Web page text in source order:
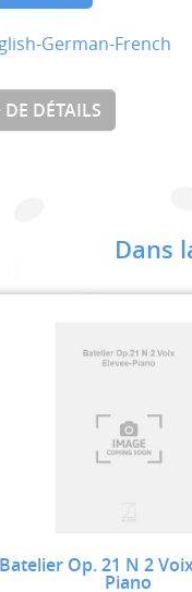
German-French
DE DÉTAILS
Dans
Batelier Op. 21 N 2
Piano